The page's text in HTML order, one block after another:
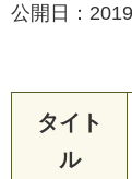
公開日：
タイト
ル